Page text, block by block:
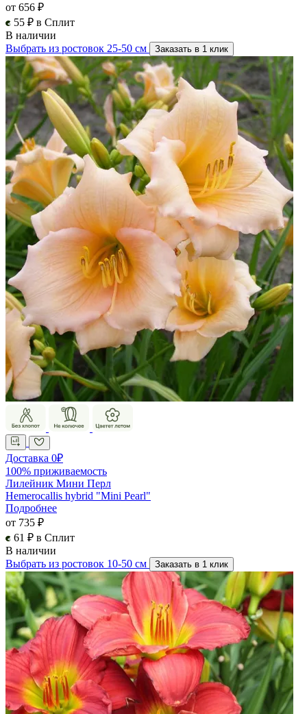
от 656 ₽
55 ₽ в Сплит
В наличии
Выбрать из ростовок 25-50 см
Заказать в 1 клик
Доставка 0₽
100% приживаемость
Лилейник Мини Перл
Hemerocallis hybrid "Mini Pearl"
Подробнее
от 735 ₽
61 ₽ в Сплит
В наличии
Выбрать из ростовок 10-50 см
Заказать в 1 клик